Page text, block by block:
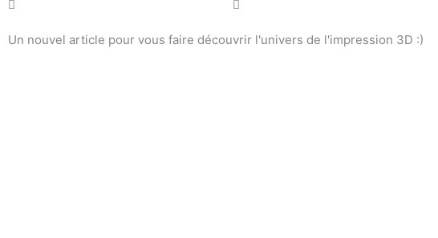
Un nouvel article pour vous faire découvrir l'univers de l'impression 3D :)